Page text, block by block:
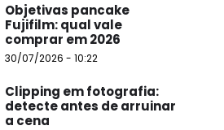
Objetivas pancake
Fujifilm: qual vale
comprar em 2026
30/07/2026 - 10:22
Clipping em fotografia:
detecte antes de arruinar
a cena